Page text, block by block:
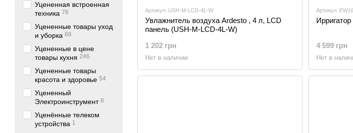
Артикул: USH-M-LCD-4L-W
Увлажнитель воздуха Ardesto , 4 л, LCD
панель (USH-M-LCD-4L-W)
1 202 грн
Нет в наличии
Артикул:
4 599 грн
Нет в
Уцененная встроенная
техника 76
Уцененные товары уход
и уборка 66
Уцененные в цене
товары кухня 246
Уцененные товары
красота и здоровье 54
Уцененный
Электроинструмент 8
Уценённые телеком
устройства 1